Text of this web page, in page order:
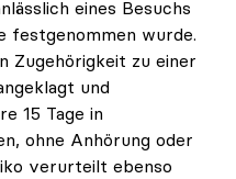
eines Besuchs
festgenommen wurde.
Zugehörigkeit zu einer
und
15 Tage in
ohne Anhörung oder
verurteilt ebenso